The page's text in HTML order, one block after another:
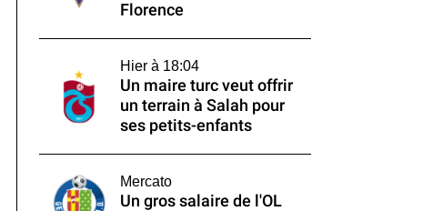
Florence
Hier à 18:04
Un maire turc veut offrir
un terrain à Salah pour
ses petits-enfants
Mercato
Un gros salaire de l'OL